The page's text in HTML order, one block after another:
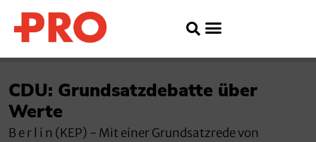
CDU: Grundsatzdebatte über
Werte
B e r l i n (KEP) - Mit einer Grundsatzrede von